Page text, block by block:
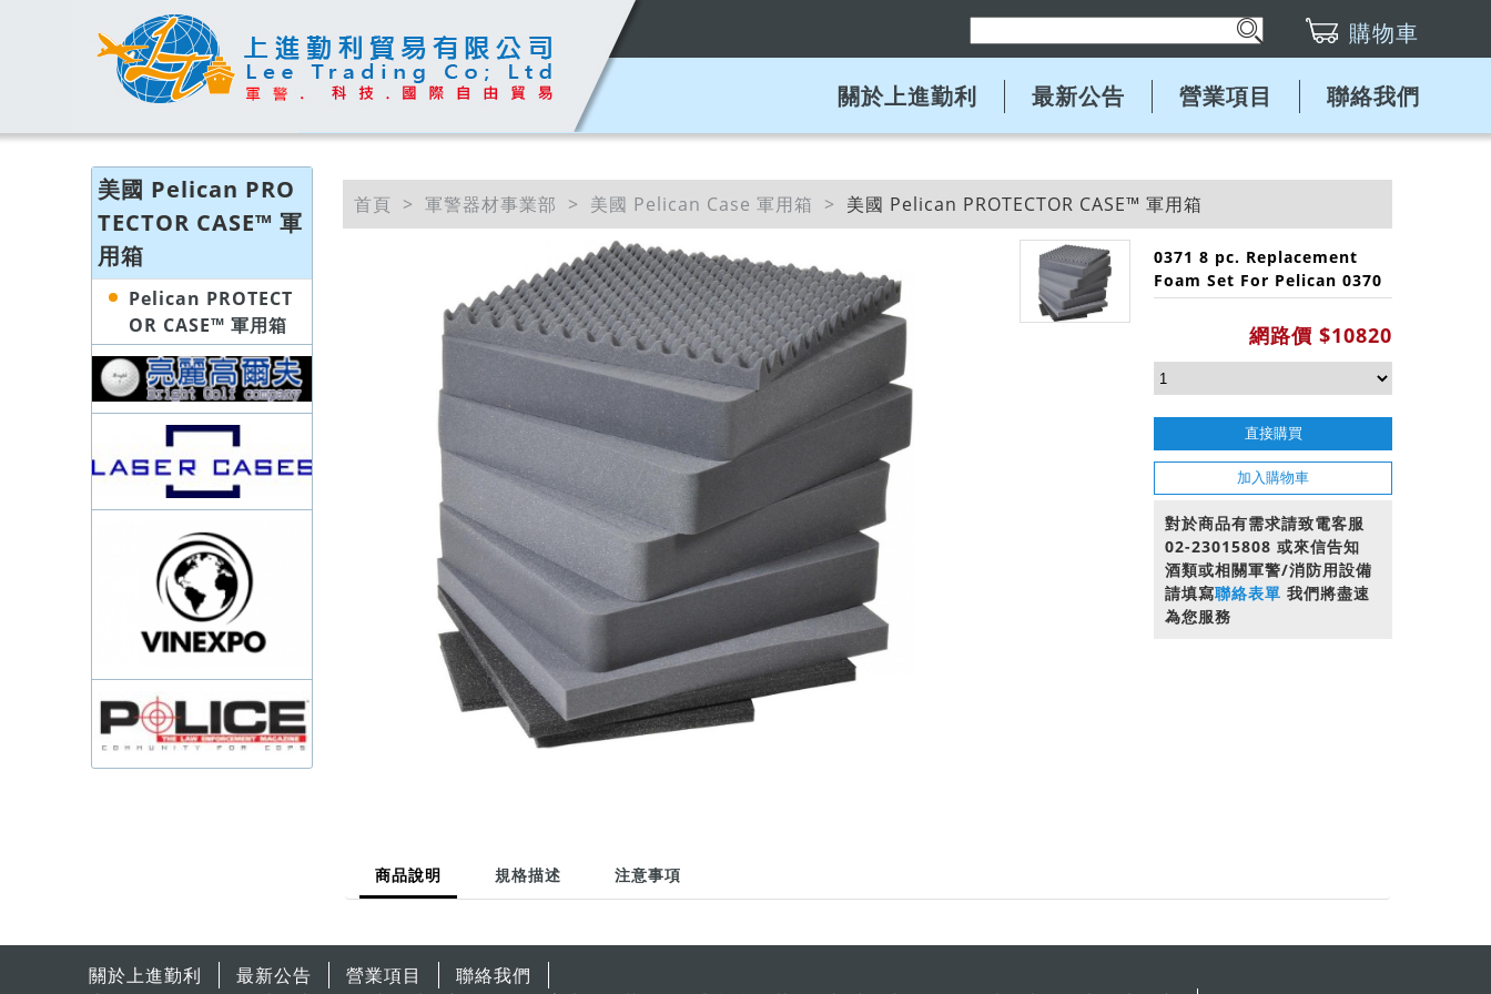
購物車
關於上進勤利 最新公告 營業項目 聯絡我們
美國 Pelican PRO
TECTOR CASE™ 軍
用箱
Pelican PROTECT
OR CASE™ 軍用箱
首頁 軍警器材事業部 美國 Pelican Case 軍用箱 美國 Pelican PROTECTOR CASE™ 軍用箱
0371 8 pc. Replacement
Foam Set For Pelican 0370
網路價 $10820
直接購買
加入購物車
對於商品有需求請致電客服
02-23015808 或來信告知
酒類或相關軍警/消防用設備
請填寫聯絡表單 我們將盡速
為您服務
商品說明 規格描述 注意事項
關於上進勤利 最新公告 營業項目
聯絡我們